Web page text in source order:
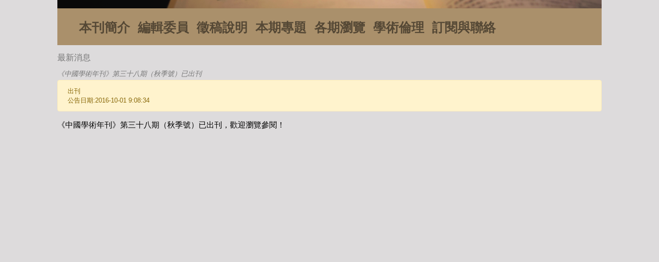
本刊簡介 編輯委員 徵稿說明 本期專題 各期瀏覽 學術倫理 訂閱與聯絡
最新消息
《中國學術年刊》第三十八期（秋季號）已出刊
出刊
公告日期:2016-10-01 9:08:34
《中國學術年刊》第三十八期（秋季號）已出刊，歡迎瀏覽參閱！